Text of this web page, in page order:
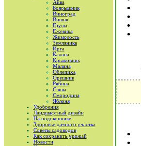
Айва
Боярышник
Виноград
Вишня
Груша
Ежевика
Жимолость
Земляника
Ирга
Калина
Крыжовник
Малина
Облепиха
Орешник
Рябина
Слива
Смородина
Яблоня
Удобрения
Ландшафтный дизайн
На подоконнике
Здоровье дачного участка
Советы садоводов
Как сохранить урожай
Новости